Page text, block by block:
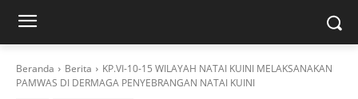
Beranda Berita
KP.VI-10-15 WILAYAH NATAI KUINI MELAKSANAKAN
PAMWAS DI DERMAGA PENYEBRANGAN NATAI KUINI